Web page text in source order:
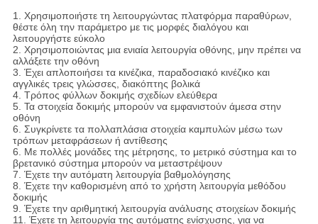
1. Χρησιμοποιήστε τη λειτουργώντας πλατφόρμα παραθύρων,
θέστε όλη την παράμετρο με τις μορφές διαλόγου και
λειτουργήστε εύκολο
2. Χρησιμοποιώντας μια ενιαία λειτουργία οθόνης, μην πρέπει να
αλλάξετε την οθόνη
3. Έχει απλοποιήσει τα κινέζικα, παραδοσιακό κινέζικο και
αγγλικές τρεις γλώσσες, διακόπτης βολικά
4. Τρόπος φύλλων δοκιμής σχεδίων ελεύθερα
5. Τα στοιχεία δοκιμής μπορούν να εμφανιστούν άμεσα στην
οθόνη
6. Συγκρίνετε τα πολλαπλάσια στοιχεία καμπυλών μέσω των
τρόπων μεταφράσεων ή αντίθεσης
6. Με πολλές μονάδες της μέτρησης, το μετρικό σύστημα και το
βρετανικό σύστημα μπορούν να μεταστρέψουν
7. Έχετε την αυτόματη λειτουργία βαθμολόγησης
8. Έχετε την καθορισμένη από το χρήστη λειτουργία μεθόδου
δοκιμής
9. Έχετε την αριθμητική λειτουργία ανάλυσης στοιχείων δοκιμής
11. Έχετε τη λειτουργία της αυτόματης ενίσχυσης, για να